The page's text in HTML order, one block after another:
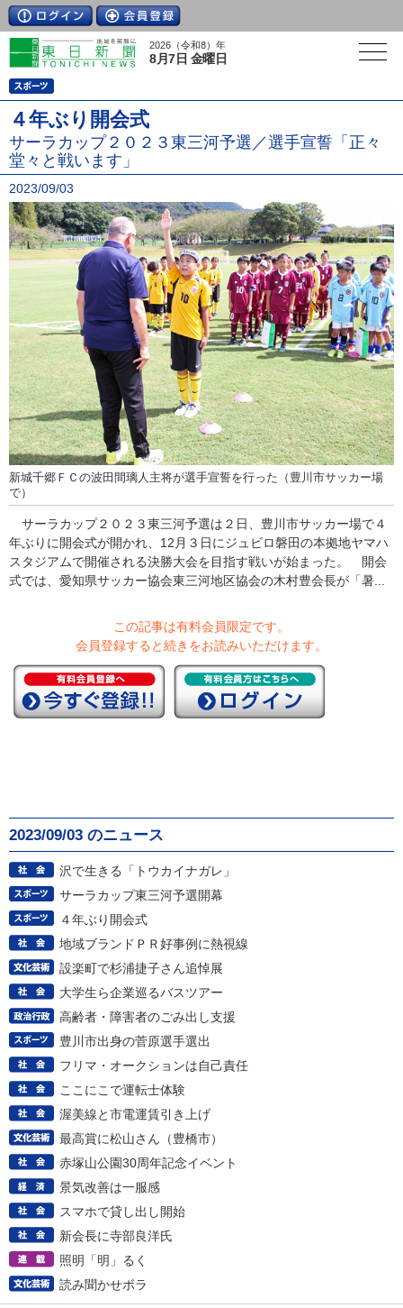
2026（令和8）年
8月7日 金曜日
４年ぶり開会式
サーラカップ２０２３東三河予選／選手宣誓「正々
堂々と戦います」
2023/09/03
新城千郷ＦＣの波田間璃人主将が選手宣誓を行った（豊川市サッカー場
で）
サーラカップ２０２３東三河予選は２日、豊川市サッカー場で４
年ぶりに開会式が開かれ、12月３日にジュビロ磐田の本拠地ヤマハ
スタジアムで開催される決勝大会を目指す戦いが始まった。 開会
式では、愛知県サッカー協会東三河地区協会の木村豊会長が「暑...
この記事は有料会員限定です。
会員登録すると続きをお読みいただけます。
2023/09/03 のニュース
沢で生きる「トウカイナガレ」
サーラカップ東三河予選開幕
４年ぶり開会式
地域ブランドＰＲ好事例に熱視線
設楽町で杉浦捷子さん追悼展
大学生ら企業巡るバスツアー
高齢者・障害者のごみ出し支援
豊川市出身の菅原選手選出
フリマ・オークションは自己責任
ここにこで運転士体験
渥美線と市電運賃引き上げ
最高賞に松山さん（豊橋市）
赤塚山公園30周年記念イベント
景気改善は一服感
スマホで貸し出し開始
新会長に寺部良洋氏
照明「明」るく
読み聞かせボラ